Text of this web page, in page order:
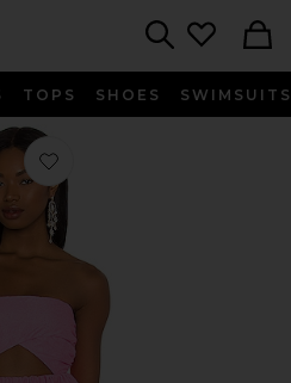
TOPS SHOES SWIMSUITS
Favorito VESTIDO LARGO